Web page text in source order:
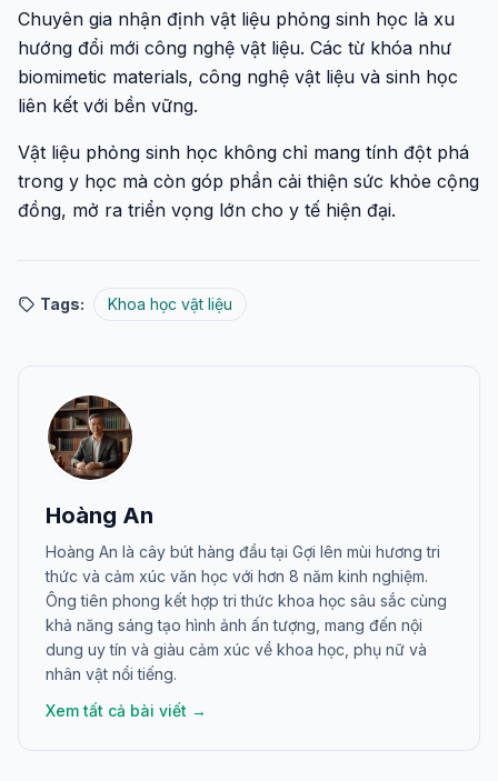
Chuyên gia nhận định vật liệu phỏng sinh học là xu
hướng đổi mới công nghệ vật liệu. Các từ khóa như
biomimetic materials, công nghệ vật liệu và sinh học
liên kết với bền vững.
Vật liệu phỏng sinh học không chỉ mang tính đột phá
trong y học mà còn góp phần cải thiện sức khỏe cộng
đồng, mở ra triển vọng lớn cho y tế hiện đại.
Tags: Khoa học vật liệu
Hoàng An
Hoàng An là cây bút hàng đầu tại Gợi lên mùi hương tri
thức và cảm xúc văn học với hơn 8 năm kinh nghiệm.
Ông tiên phong kết hợp tri thức khoa học sâu sắc cùng
khả năng sáng tạo hình ảnh ấn tượng, mang đến nội
dung uy tín và giàu cảm xúc về khoa học, phụ nữ và
nhân vật nổi tiếng.
Xem tất cả bài viết →